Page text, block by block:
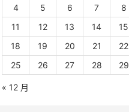
4
5 6 7 8
11
12 13 14 15
18
19 20 21 22
25
26 27 28 29
« 12 月